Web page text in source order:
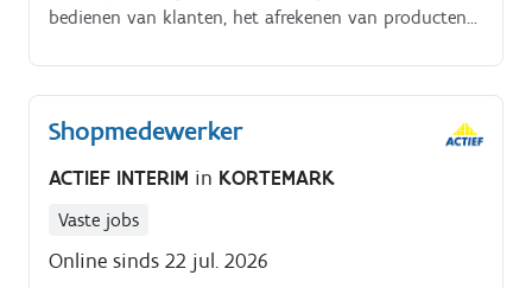
bedienen van klanten, het afrekenen van producten
dat de shop er altijd netjes en verzorgd uitziet en dat
klanten zich welkom voelen. Daarnaast help je bij het
aanvullen van de voorraad en het uitvoeren van
Shopmedewerker
ACTIEF INTERIM in KORTEMARK
Vaste jobs
Online sinds 22 jul. 2026